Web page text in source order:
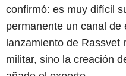
confirmó: es muy difícil
permanente un canal de
lanzamiento de Rassvet
militar, sino la creación